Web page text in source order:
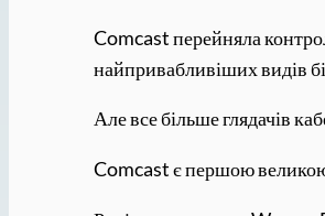
Comcast перейняла
найпривабливіших видів
Але все більше глядачів
Comcast є першою